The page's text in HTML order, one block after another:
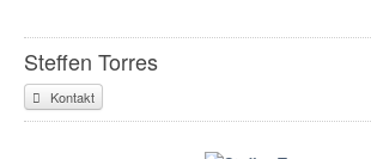
Steffen Torres
Kontakt